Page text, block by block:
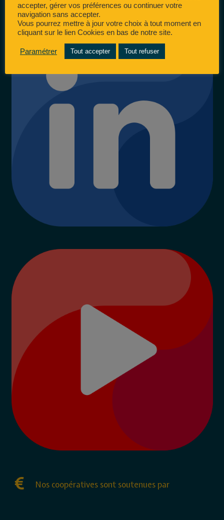
Nos coopératives sont soutenues par
accepter, gérer vos préférences ou continuer votre
navigation sans accepter.
Vous pourrez mettre à jour votre choix à tout moment en
cliquant sur le lien Cookies en bas de notre site.
Paramétrer Tout accepter Tout refuser